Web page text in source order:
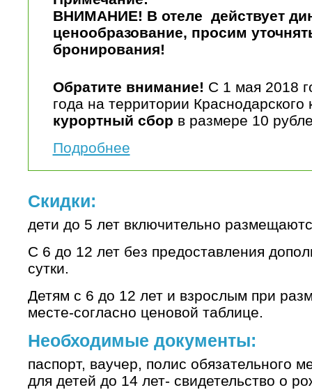
ВНИМАНИЕ! В отеле действует
ценообразование, просим
бронирования!
Обратите внимание! С 1 мая 2018
года на территории Краснодарского
курортный сбор в размере 10
Подробнее
Скидки:
дети до 5 лет включительно
С 6 до 12 лет без предоставления
сутки.
Детям с 6 до 12 лет и взрослым при
месте-согласно ценовой таблице.
Необходимые документы:
паспорт, ваучер, полис обязательного
для детей до 14 лет- свидетельство о